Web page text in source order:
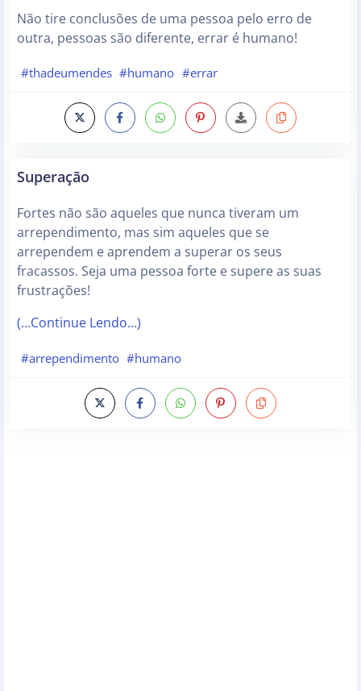
Não tire conclusões de uma pessoa pelo erro de
outra, pessoas são diferente, errar é humano!
#thadeumendes #humano #errar
Superação
Fortes não são aqueles que nunca tiveram um
arrependimento, mas sim aqueles que se
arrependem e aprendem a superar os seus
fracassos. Seja uma pessoa forte e supere as suas
frustrações!
(…Continue Lendo…)
#arrependimento #humano